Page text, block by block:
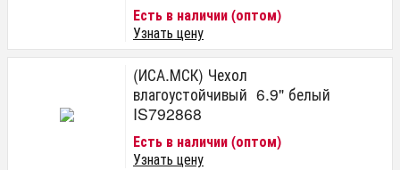
Есть в наличии (оптом)
Узнать цену
(ИСА.МСК) Чехол
влагоустойчивый 6.9" белый
IS792868
Есть в наличии (оптом)
Узнать цену